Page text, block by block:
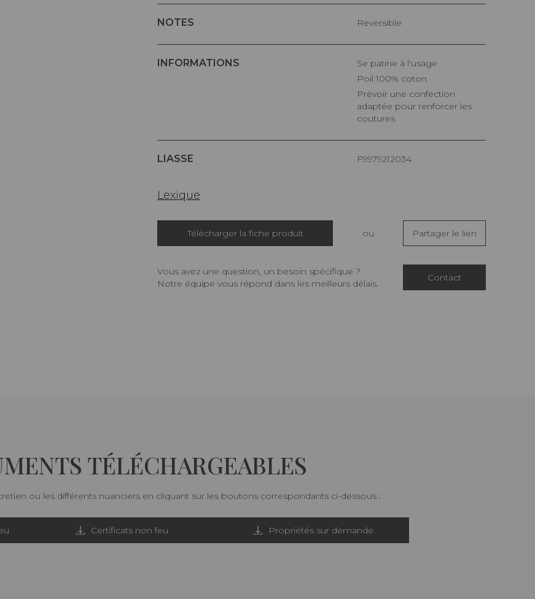
NOTES Reversible
INFORMATIONS
Se patine à l'usage
Poil 100% coton
Prévoir une confection
adaptée pour renforcer les
coutures
LIASSE F9979212034
Lexique
Télécharger la fiche produit ou Partager le lien
Vous avez une question, un besoin spécifique ?
Notre équipe vous répond dans les meilleurs délais.
Contact
TÉLÉCHARGEABLES
ou les différents nuanciers en cliquant sur les boutons correspondants ci-dessous :
Certificats non feu Propriétés sur demande